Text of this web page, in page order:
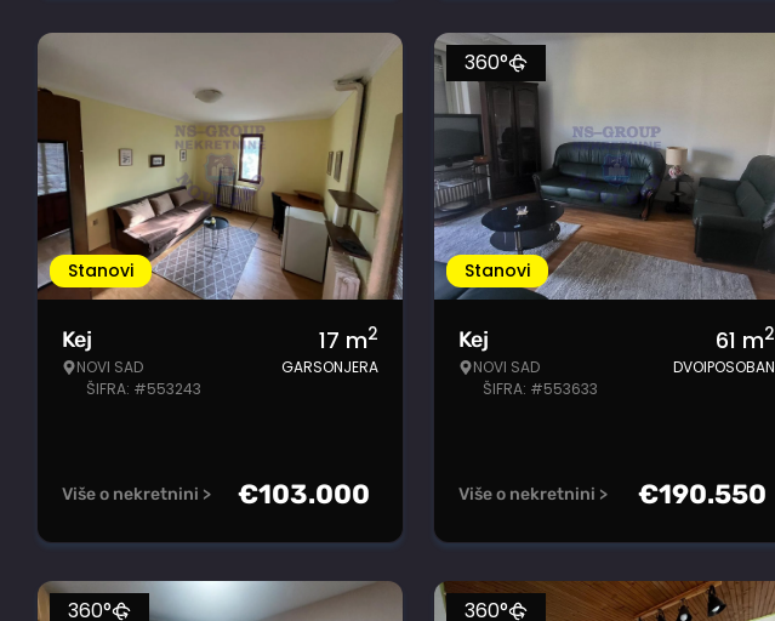
Stanovi
Kej
NOVI SAD
ŠIFRA: #553243
17 m2
GARSONJERA
Više o nekretnini > €103.000
Stanovi
360°
Kej
NOVI SAD
ŠIFRA: #553633
61 m2
DVOIPOSOBAN
Više o nekretnini > €190.550
360° 360°